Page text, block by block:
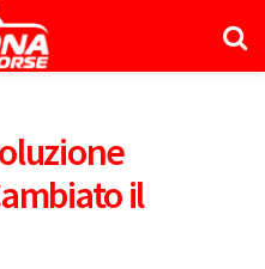
il